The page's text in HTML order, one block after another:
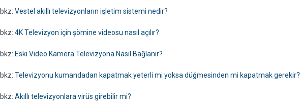
bkz: Vestel akıllı televizyonların işletim sistemi nedir?
bkz: 4K Televizyon için şömine videosu nasıl açılır?
bkz: Eski Video Kamera Televizyona Nasıl Bağlanır?
bkz: Televizyonu kumandadan kapatmak yeterli mi yoksa düğmesinden mi kapatmak gerekir?
bkz: Akıllı televizyonlara virüs girebilir mi?